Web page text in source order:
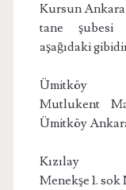
Kursun Ankara
tane şubesi
aşağıdaki
Ümitköy
Mutlukent
Ümitköy
Kızılay
Menekşe 1.